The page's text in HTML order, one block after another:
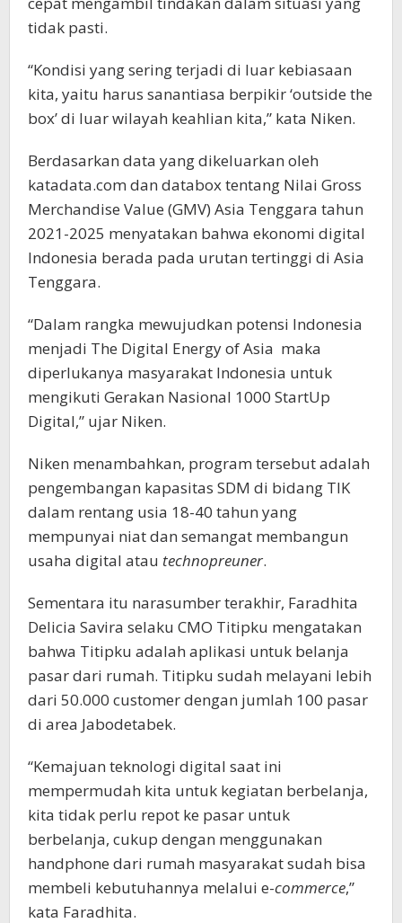
tidak pasti.
“Kondisi yang sering terjadi di luar kebiasaan
kita, yaitu harus sanantiasa berpikir ‘outside the
box’ di luar wilayah keahlian kita,” kata Niken.
Berdasarkan data yang dikeluarkan oleh
katadata.com dan databox tentang Nilai Gross
Merchandise Value (GMV) Asia Tenggara tahun
2021-2025 menyatakan bahwa ekonomi digital
Indonesia berada pada urutan tertinggi di Asia
Tenggara.
“Dalam rangka mewujudkan potensi Indonesia
menjadi The Digital Energy of Asia maka
diperlukanya masyarakat Indonesia untuk
mengikuti Gerakan Nasional 1000 StartUp
Digital,” ujar Niken.
Niken menambahkan, program tersebut adalah
pengembangan kapasitas SDM di bidang TIK
dalam rentang usia 18-40 tahun yang
mempunyai niat dan semangat membangun
usaha digital atau technopreuner.
Sementara itu narasumber terakhir, Faradhita
Delicia Savira selaku CMO Titipku mengatakan
bahwa Titipku adalah aplikasi untuk belanja
pasar dari rumah. Titipku sudah melayani lebih
dari 50.000 customer dengan jumlah 100 pasar
di area Jabodetabek.
“Kemajuan teknologi digital saat ini
mempermudah kita untuk kegiatan berbelanja,
kita tidak perlu repot ke pasar untuk
berbelanja, cukup dengan menggunakan
handphone dari rumah masyarakat sudah bisa
membeli kebutuhannya melalui e-commerce,”
kata Faradhita.